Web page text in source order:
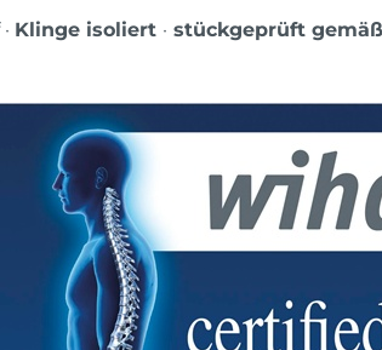
Klinge isoliert · stückgeprüft